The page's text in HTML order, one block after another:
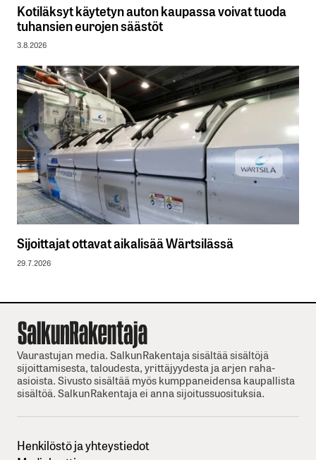
Kotiläksyt käytetyn auton kaupassa voivat tuoda
tuhansien eurojen säästöt
3.8.2026
Sijoittajat ottavat aikalisää Wärtsilässä
29.7.2026
Vaurastujan media. SalkunRakentaja sisältää sisältöjä
sijoittamisesta, taloudesta, yrittäjyydesta ja arjen raha-
asioista. Sivusto sisältää myös kumppaneidensa kaupallista
sisältöä. SalkunRakentaja ei anna sijoitussuosituksia.
Henkilöstö ja yhteystiedot